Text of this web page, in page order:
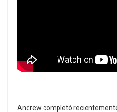
Andrew completó